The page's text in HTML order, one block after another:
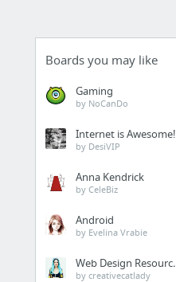
Boards you may like
Gaming
by NoCanDo
Internet is Awesome!
by DesiVIP
Anna Kendrick
by CeleBiz
Android
by Evelina Vrabie
Web Design Resources
by creativecatlady